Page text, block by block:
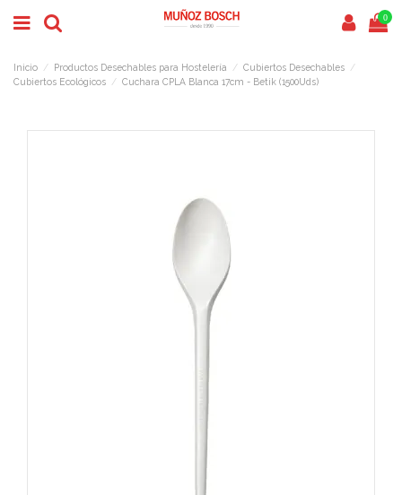
0
Inicio Productos Desechables para Hostelería
Cubiertos Desechables
Cubiertos Ecológicos
Cuchara CPLA Blanca 17cm - Betik (1500Uds)